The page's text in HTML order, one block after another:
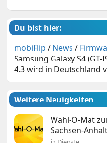
Du bist hier:
mobiFlip / News /
Samsung Galaxy S4
4.3 wird in Deutschland
Weitere Neuigkeiten
Wahl-O-Mat
Sachsen-